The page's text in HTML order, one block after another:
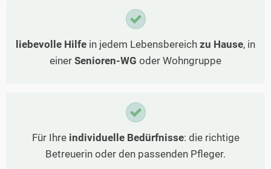
liebevolle Hilfe in jedem Lebensbereich zu Hause, in
einer Senioren-WG oder Wohngruppe
Für Ihre individuelle Bedürfnisse: die richtige
Betreuerin oder den passenden Pfleger.